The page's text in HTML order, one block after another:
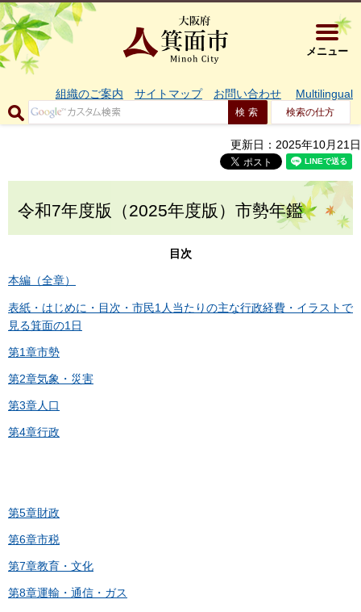
大阪府箕
メニュー
組織のご案内 サイトマップ お問い合わせ Multilingual
検索の仕方
更新日：2025年10月21日
令和7年度版（2025年度版）市勢年鑑
目次
本編（全章）
表紙・はじめに・目次・市民1人当たりの主な行政経費・イラストで
見る箕面の1日
第1章市勢
第2章気象・災害
第3章人口
第4章行政
第5章財政
第6章市税
第7章教育・文化
第8章運輸・通信・ガス